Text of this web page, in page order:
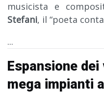
musicista e
Stefani, il “poeta
...
Espansione
mega impianti